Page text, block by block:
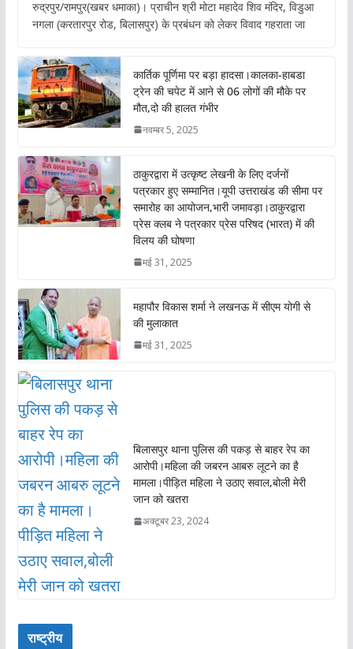
e
o
o
k
at
A
p
p
ittai
रुद्रपुर/रामपुर(खबर धमाका)। प्राचीन श्री मोटा महादेव शिव मंदिर, विडुआ
नगला (करतारपुर रोड, बिलासपुर) के प्रबंधन को लेकर विवाद गहराता जा
कार्तिक पूर्णिमा पर बड़ा हादसा।कालका-हाबडा
ट्रेन की चपेट में आने से 06 लोगों की मौके पर
मौत,दो की हालत गंभीर
नवम्बर 5, 2025
ठाकुरद्वारा में उत्कृष्ट लेखनी के लिए दर्जनों
पत्रकार हुए सम्मानित।यूपी उत्तराखंड की सीमा पर
समारोह का आयोजन,भारी जमावड़ा।ठाकुरद्वारा
प्रेस क्लब ने पत्रकार प्रेस परिषद (भारत) में की
विलय की घोषणा
मई 31, 2025
महापौर विकास शर्मा ने लखनऊ में सीएम योगी से
की मुलाकात
मई 31, 2025
बिलासपुर थाना पुलिस की पकड़ से बाहर रेप का
आरोपी।महिला की जबरन आबरु लूटने का है
मामला।पीड़ित महिला ने उठाए सवाल,बोली मेरी
जान को खतरा
अक्टूबर 23, 2024
राष्ट्रीय